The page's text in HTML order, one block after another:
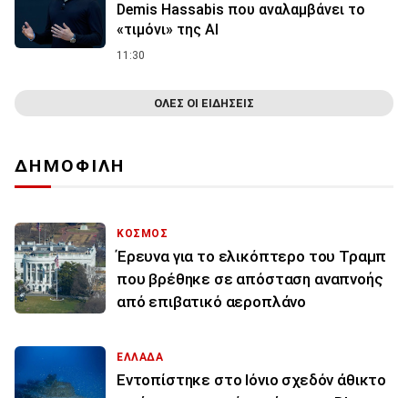
Demis Hassabis που αναλαμβάνει το
«τιμόνι» της ΑΙ
11:30
ΟΛΕΣ ΟΙ ΕΙΔΗΣΕΙΣ
ΔΗΜΟΦΙΛΗ
ΚΟΣΜΟΣ
Έρευνα για το ελικόπτερο του Τραμπ
που βρέθηκε σε απόσταση αναπνοής
από επιβατικό αεροπλάνο
ΕΛΛΑΔΑ
Εντοπίστηκε στο Ιόνιο σχεδόν άθικτο